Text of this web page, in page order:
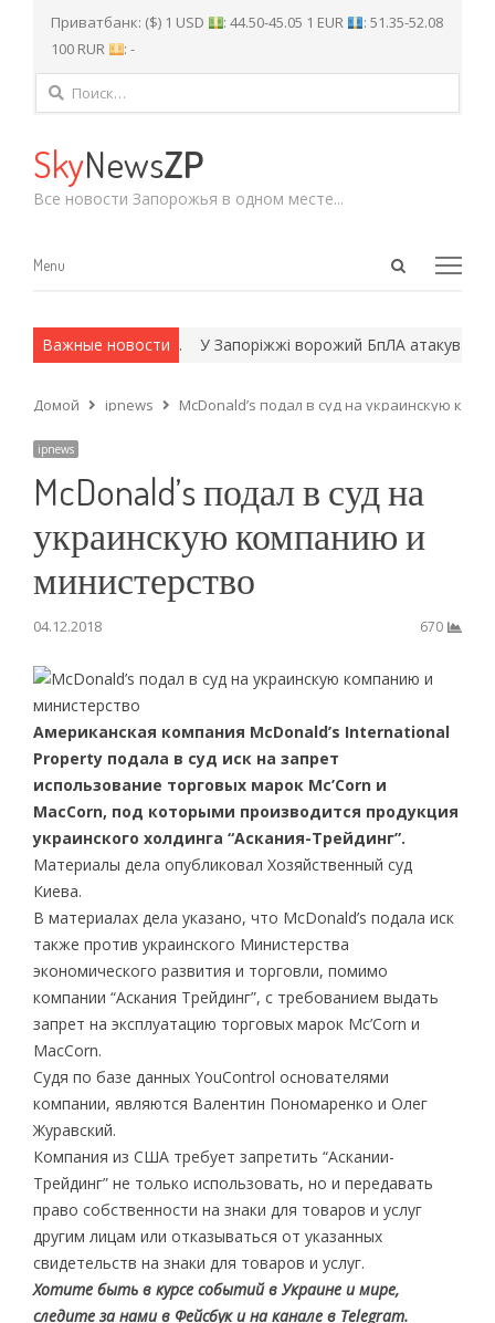
Приватбанк: ($) 1 USD : 44.50-45.05 1 EUR
: 51.35-52.08
100 RUR
: -
Найти:
SkyNewsZP
Все новости Запорожья в одном месте...
Open
Menu
Menu
Важные новости
и армейские методы. У Запоріжжі ворожий БпЛА атакував
Домой ipnews McDonald’s подал в суд на украинскую
ipnews
McDonald’s подал в суд на
украинскую компанию и
министерство
04.12.2018 670
Американская компания McDonald’s International
Property подала в суд иск на запрет
использование торговых марок Mc’Corn и
MacCorn, под которыми производится продукция
украинского холдинга “Аскания-Трейдинг”.
Материалы дела опубликовал Хозяйственный суд
Киева.
В материалах дела указано, что McDonald’s подала иск
также против украинского Министерства
экономического развития и торговли, помимо
компании “Аскания Трейдинг”, с требованием выдать
запрет на эксплуатацию торговых марок Mc’Corn и
MacCorn.
Судя по базе данных YouControl основателями
компании, являются Валентин Пономаренко и Олег
Журавский.
Компания из США требует запретить “Аскании-
Трейдинг” не только использовать, но и передавать
право собственности на знаки для товаров и услуг
другим лицам или отказываться от указанных
свидетельств на знаки для товаров и услуг.
Хотите быть в курсе событий в Украине и мире,
следите за нами в Фейсбук и на канале в Telegram.